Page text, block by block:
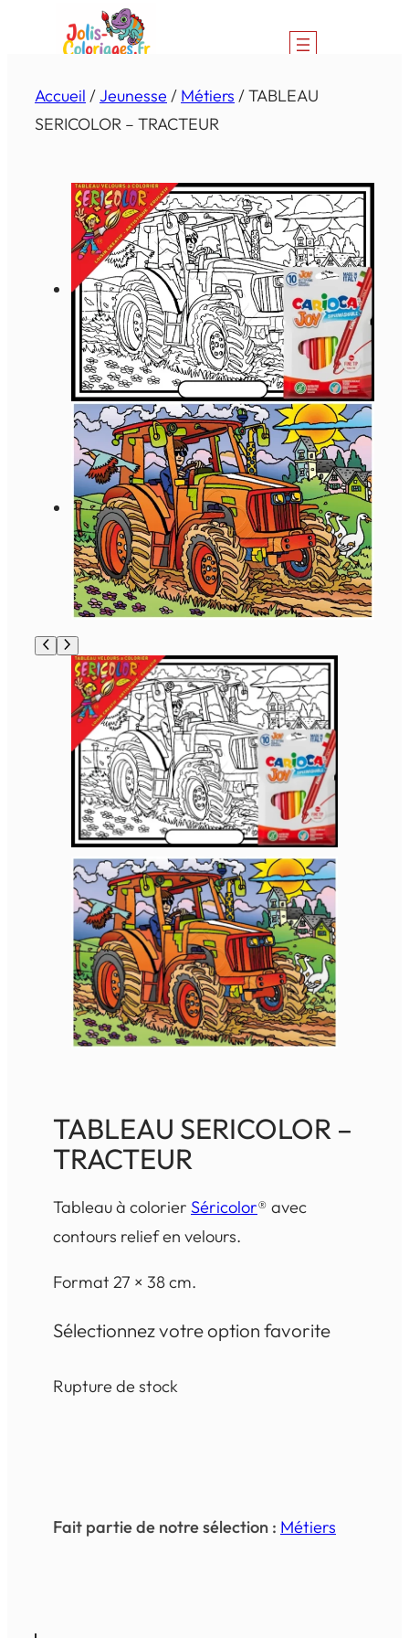
Accueil /Jeunesse / Métiers / TABLEAU
SERICOLOR – TRACTEUR
TABLEAU SERICOLOR –
TRACTEUR
Tableau à colorier Séricolor® avec
contours relief en velours.
Format 27 × 38 cm.
Sélectionnez votre option favorite
Rupture de stock
Fait partie de notre sélection : Métiers